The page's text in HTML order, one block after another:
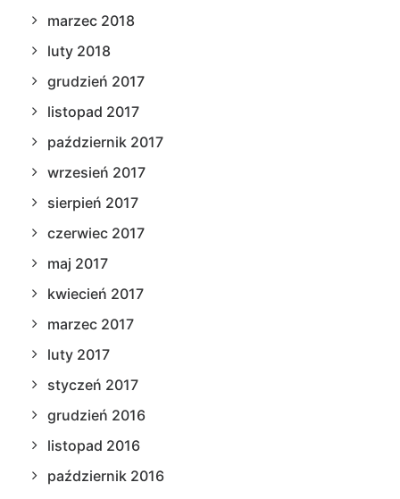
marzec 2018
luty 2018
grudzień 2017
listopad 2017
październik 2017
wrzesień 2017
sierpień 2017
czerwiec 2017
maj 2017
kwiecień 2017
marzec 2017
luty 2017
styczeń 2017
grudzień 2016
listopad 2016
październik 2016